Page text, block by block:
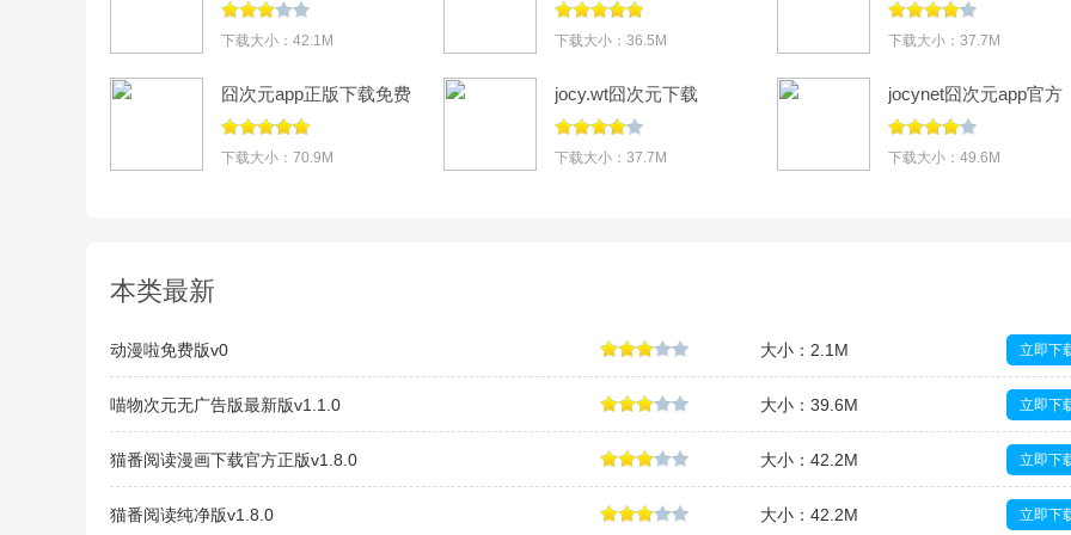
app下载安装(囧次
元)v1.0.0.7
下载大小：42.1M
装最新版2026v1.5.8.0
下载大小：36.5M
载
下载大小：37.7M
囧次元app正版下载免费
版v1.5.8.0
下载大小：70.9M
jocy.wt囧次元下载
v1.5.8.0无广告版
下载大小：37.7M
jocynet囧次元app官方
下载v1.5.8.0最新版
下载大小：49.6M
本类最新
动漫啦免费版v0 大小：2.1M 立即下
喵物次元无广告版最新版v1.1.0 大小：39.6M 立即下
猫番阅读漫画下载官方正版v1.8.0 大小：42.2M 立即下
猫番阅读纯净版v1.8.0 大小：42.2M 立即下